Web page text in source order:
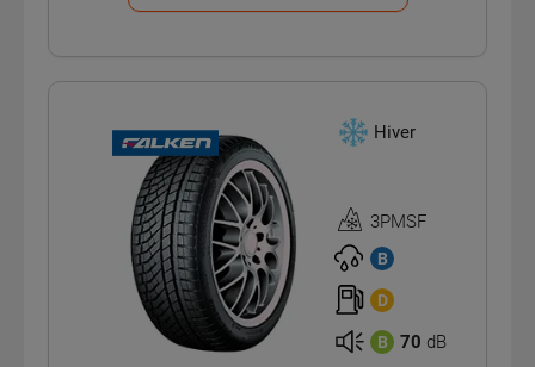
Hiver
Homologation
3PMSF
3PMSF
B
D
B 70 dB